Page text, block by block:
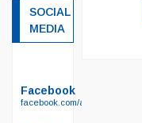
SOCIAL
MEDIA
Facebook
facebook.com/arafiberglass89